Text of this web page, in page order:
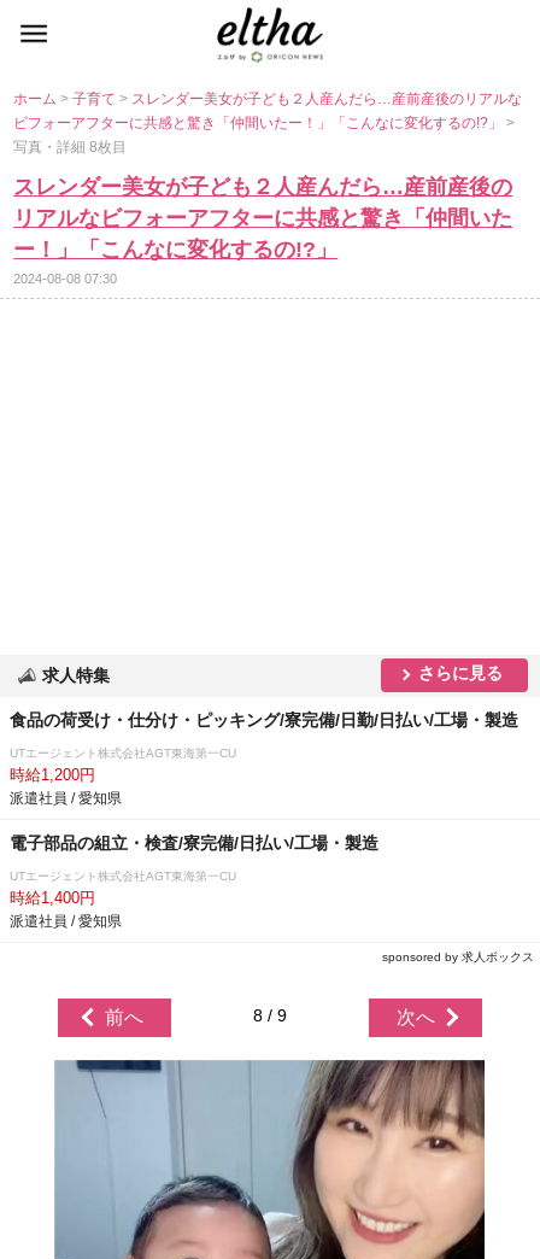
ホーム>子育て> スレンダー美女が子ども２人産んだら…産前産後のリアルな
ビフォーアフターに共感と驚き「仲間いたー！」「こんなに変化するの!?」>
写真・詳細 8枚目
スレンダー美女が子ども２人産んだら…産前産後の
リアルなビフォーアフターに共感と驚き「仲間いた
ー！」「こんなに変化するの!?」
2024-08-08 07:30
求人特集 さらに見る
食品の荷受け・仕分け・ピッキング/寮完備/日勤/日払い/工場・製造
UTエージェント株式会社AGT東海第一CU
時給1,200円
派遣社員 / 愛知県
電子部品の組立・検査/寮完備/日払い/工場・製造
UTエージェント株式会社AGT東海第一CU
時給1,400円
派遣社員 / 愛知県
sponsored by 求人ボックス
前へ 8 / 9 次へ